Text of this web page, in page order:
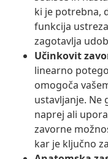
ki je potrebna,
funkcija
zagotavlja
Učinkovit
linearno
omogoča
ustavljanje. Ne
naprej ali
zavorne
kar je ključno